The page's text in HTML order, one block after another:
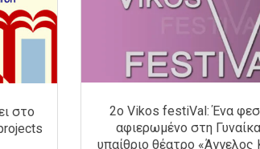
στο
2ο Vikos festiVal: Ένα
αφιερωμένο στη
υπαίθριο θέατρο «Άγγελος